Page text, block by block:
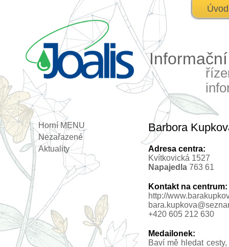
Úvod
Horní MENU
Nezařazené
Aktuality
Barbora
Adresa centra:
Kvítkovická 1527
Napajedla 763 61
Kontakt na centrum:
http://
+420 605 212 630
Medailonek:
Baví mě hledat